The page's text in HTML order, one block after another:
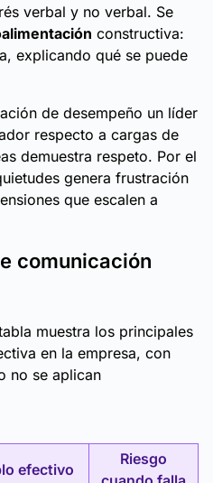
verbal y no verbal. Se
constructiva:
explicando qué se puede
de desempeño un líder
respecto a cargas de
demuestra respeto. Por el
genera frustración
que escalen a
comunicación
muestra los principales
en la empresa, con
no se aplican
efectivo
Riesgo